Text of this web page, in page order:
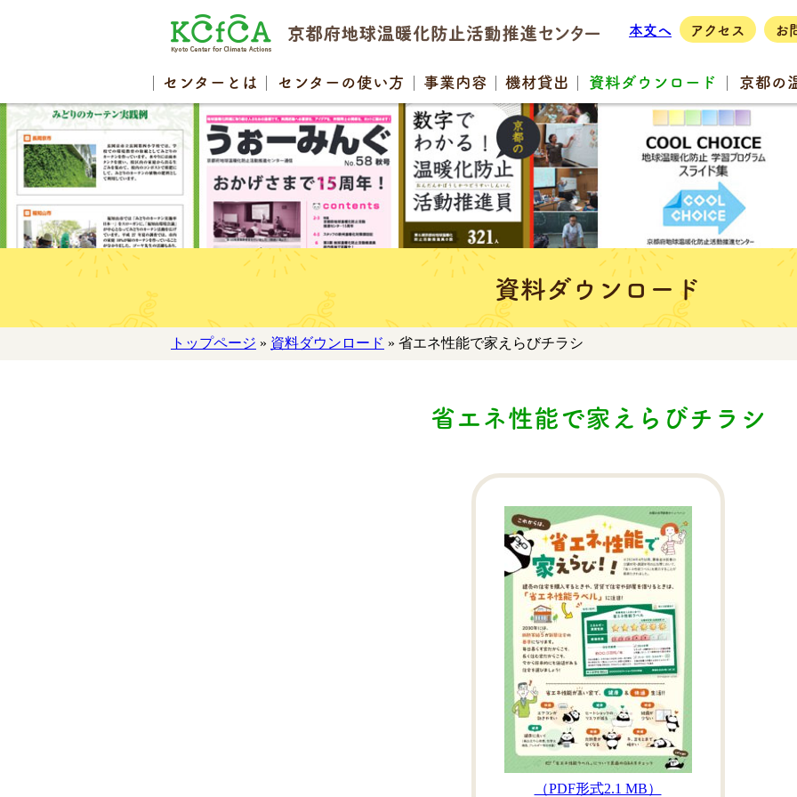
本文へ アクセス お
センター とは センターの使い方 事業内容 機材貸出 資料ダウンロード 京都の
資料ダウンロード
トップページ » 資料ダウンロード » 省エネ性能で家えらびチラシ
省エネ性能で家えらびチラシ
（PDF形式2.1 MB）